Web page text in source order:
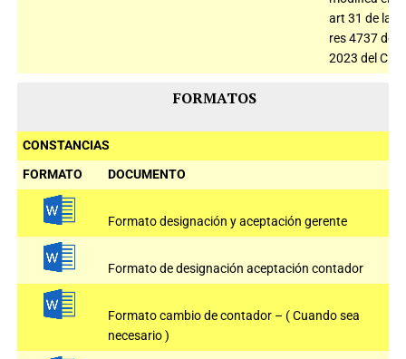
art 31 de la
res 4737 de
2023 del CNE
FORMATOS
CONSTANCIAS
FORMATO
DOCUMENTO
Formato designación y aceptación gerente
Formato de designación aceptación contador
Formato cambio de contador – ( Cuando sea
necesario )